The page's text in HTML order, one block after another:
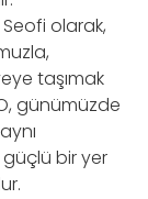
olarak,
taşımak
günümüzde
bir yer